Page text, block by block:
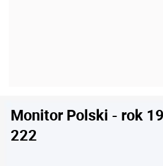
Monitor Polski - rok
222